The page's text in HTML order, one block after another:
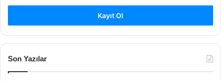
Kayıt Ol
Son Yazılar